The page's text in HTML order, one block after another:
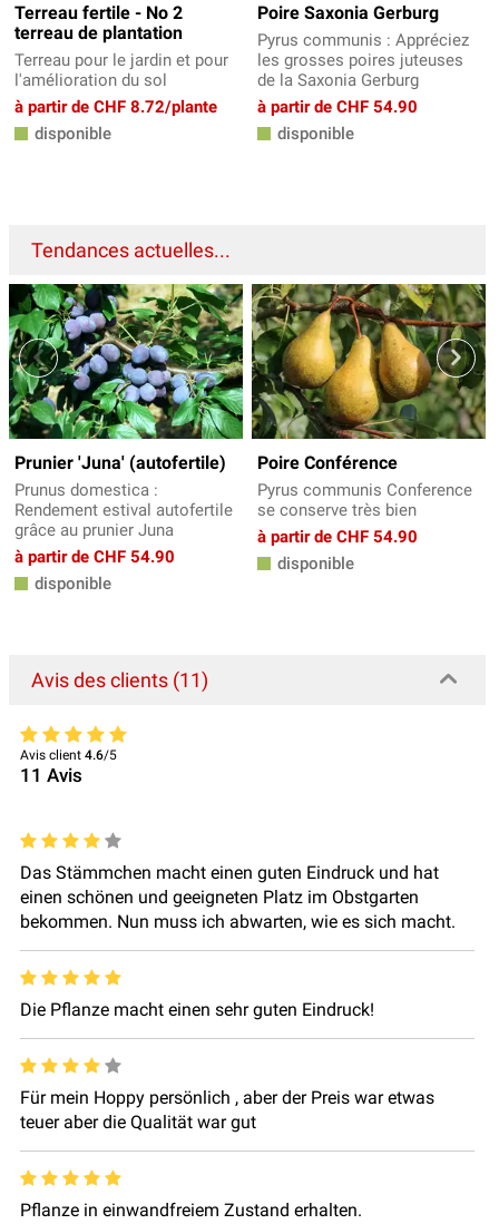
Terreau fertile - No 2
terreau de plantation
Terreau pour le jardin et pour
l'amélioration du sol
à partir de CHF 8.72/plante
disponible
Poire Saxonia Gerburg
Pyrus communis : Appréciez
les grosses poires juteuses
de la Saxonia Gerburg
à partir de CHF 54.90
disponible
Tendances actuelles...
Prunier 'Juna' (autofertile)
Prunus domestica :
Rendement estival autofertile
grâce au prunier Juna
à partir de CHF 54.90
disponible
Poire Conférence
Pyrus communis Conference
se conserve très bien
à partir de CHF 54.90
disponible
Avis des clients (11)
Avis client 4.6/5
11 Avis
Das Stämmchen macht einen guten Eindruck und hat
einen schönen und geeigneten Platz im Obstgarten
bekommen. Nun muss ich abwarten, wie es sich macht.
Die Pflanze macht einen sehr guten Eindruck!
Für mein Hoppy persönlich , aber der Preis war etwas
teuer aber die Qualität war gut
Pflanze in einwandfreiem Zustand erhalten.